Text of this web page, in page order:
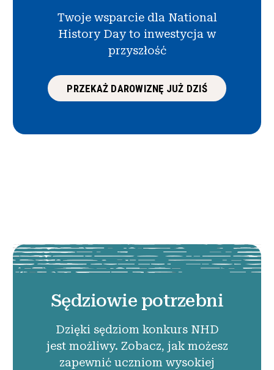
Twoje wsparcie dla National
History Day to inwestycja w
przyszłość
PRZEKAŻ DAROWIZNĘ JUŻ DZIŚ
Sędziowie potrzebni
Dzięki sędziom konkurs NHD
jest możliwy. Zobacz, jak możesz
zapewnić uczniom wysokiej